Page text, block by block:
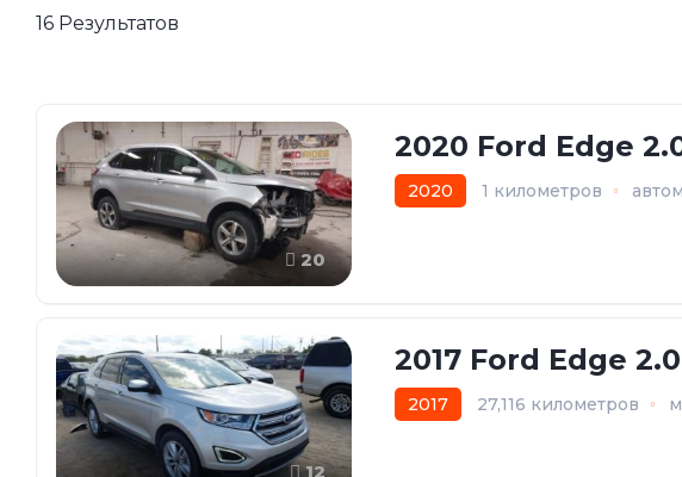
16 Результатов
20
2020 Ford Edge
2020 1 километров
12
2017 Ford Edge 2.0
2017 27,116 километров